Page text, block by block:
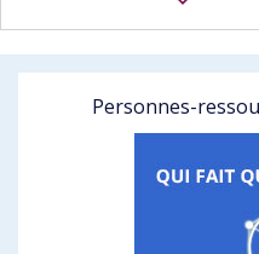
Personnes-